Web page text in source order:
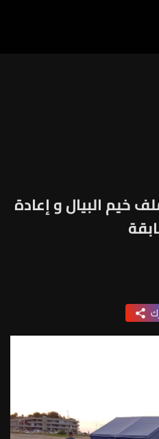
خيم البيال و إعادة